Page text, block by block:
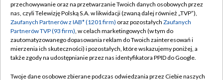
Abonament TVP
Sklep TVP
Biuro Reklamy
Oferta Handlowa
Regulamin TVP
Polityka prywatności
Moje zgody
Biuro reklamy
przechowywanie oraz na przetwarzanie Twoich danych osobowych przez
nas, czyli Telewizję Polską S.A. w likwidacji (zwaną dalej również „TVP”),
Zaufanych Partnerów z IAB* (1201 firm) oraz pozostałych Zaufanych
Partnerów TVP (93 firm), w celach marketingowych (w tym do
zautomatyzowanego dopasowania reklam do Twoich zainteresowań i
mierzenia ich skuteczności) i pozostałych, które wskazujemy poniżej, a
także zgody na udostępnianie przez nas identyfikatora PPID do Google.
Twoje dane osobowe zbierane podczas odwiedzania przez Ciebie naszych